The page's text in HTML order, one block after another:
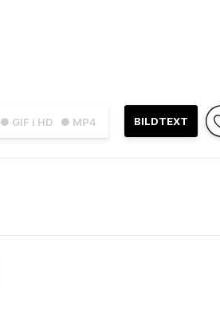
● GIF i HD ● MP4 BILDTEXT